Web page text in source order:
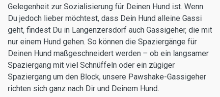
Gelegenheit zur Sozialisierung für Deinen Hund ist. Wenn
Du jedoch lieber möchtest, dass Dein Hund alleine Gassi
geht, findest Du in Langenzersdorf auch Gassigeher, die mit
nur einem Hund gehen. So können die Spaziergänge für
Deinen Hund maßgeschneidert werden – ob ein langsamer
Spaziergang mit viel Schnüffeln oder ein zügiger
Spaziergang um den Block, unsere Pawshake-Gassigeher
richten sich ganz nach Dir und Deinem Hund.